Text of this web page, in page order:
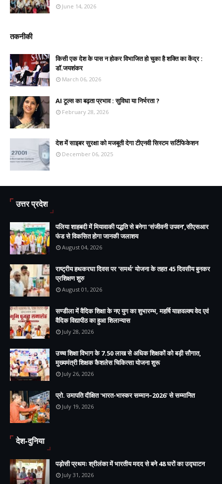
June 14, 2026
तकनीकी
किसी एक देश के पास न होकर विभाजित हो चुका है शक्ति का केंद्र :
डॉ.जयशंकर
March 06, 2026
AI टूल्स का बढ़ता प्रभाव : सुविधा या निर्भरता ?
February 28, 2026
देश में साइबर सुरक्षा को मजबूती देगा टीएनवी सिस्टम सर्टिफिकेशन
December 06, 2025
उत्तर प्रदेश
पलिया शाहबदी में मियावाकी पद्धति से बनेगा ‘संजीवनी उपवन’,सीएसआर
फंड से विकसित होगा जानकी जलाशय
August 04, 2026
राष्ट्रीय हथकरघा दिवस पर 'समर्थ' योजना के तहत 45 दिवसीय बुनकर
प्रशिक्षण शुरु
August 01, 2026
सण्डीला में वैदिक शिक्षा के नए युग का शुभारम्भ, महर्षि याज्ञवल्क्य वेद एवं
वैदिक विद्यापीठ का हुआ शिलान्यास
July 28, 2026
उच्च शिक्षा विभाग के 7.50 लाख से अधिक शिक्षकों को बड़ी सौगात,
मुख्यमंत्री शिक्षक कैशलेस चिकित्सा योजना शुरू
July 26, 2026
प्रो. उमापति दीक्षित 'भारत-भास्कर सम्मान–2026' से सम्मानित
July 19, 2026
देश-दुनिया
पड़ोसी प्रथमः श्रीलंका में भारतीय मदद से बने 48 घरों का उद्घाटन
July 31, 2026